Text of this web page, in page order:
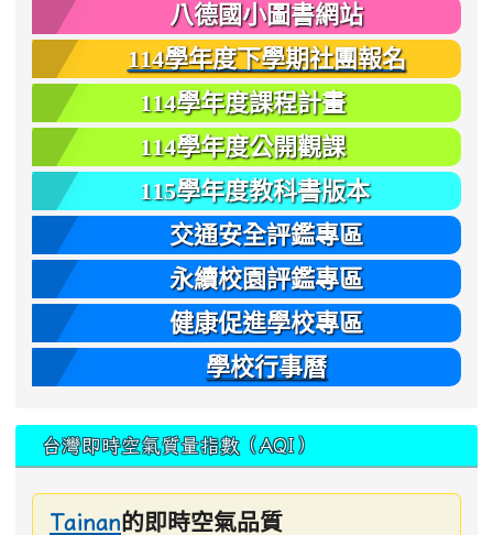
八德國小圖書網站
114學年度下學期社團報名
114學年度課程計畫
114學年度公開觀課
115學年度教科書版本
交通安全評鑑專區
永續校園評鑑專區
健康促進學校專區
學校行事曆
台灣即時空氣質量指數（AQI）
Tainan的即時空氣品質